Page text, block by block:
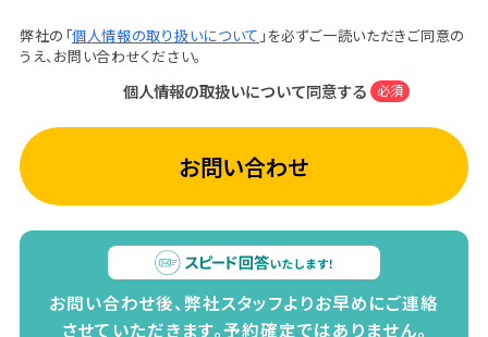
弊社の「個人情報の取り扱いについて 」を必ずご一読いただきご同意の
うえ、お問い合わせください。
個人情報の取扱いについて同意する 必須
お問い合わせ
お問い合わせ後、弊社スタッフよりお早めにご連絡
させていただきます。予約確定ではありません。